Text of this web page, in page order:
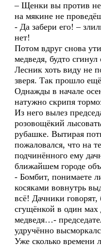
– Щенки вы против
на мякине не
- Да забери его! –
нет!
Потом вдруг снова
медведя, будто сгинул
Лесник хоть виду не
зверя. Так прошло ещё
Однажды в начале
натужно скрипя
Из него вылез
розовощёкий
рубашке. Вытирая
пожаловался, что на
подчинённого ему
ближайшем городе
- Бомбит, понимаете
косяками вовнутрь
всё! Дачники
сгущёнкой в один
медведя…-
удручённо
Уже сколько времени